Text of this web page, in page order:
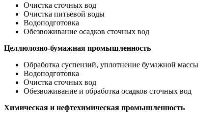
Очистка сточных вод
Очистка питьевой воды
Водоподготовка
Обезвоживание осадков сточных вод
Целлюлозно-бумажная промышленность
Обработка суспензий, уплотнение бумажной массы
Водоподготовка
Очистка сточных вод
Обезвоживание и обработка осадков сточных вод
Химическая и нефтехимическая промышленность